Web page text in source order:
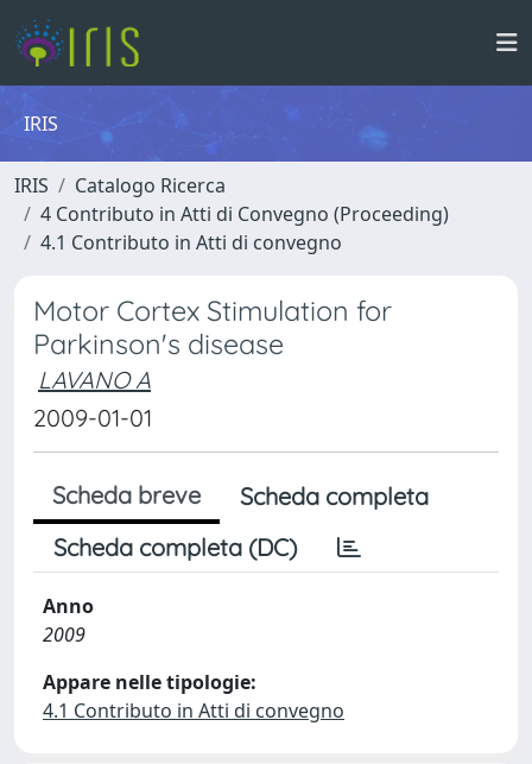
IRIS
IRIS
Catalogo Ricerca
4 Contributo in Atti di Convegno (Proceeding)
4.1 Contributo in Atti di convegno
Motor Cortex Stimulation for
Parkinson's disease
LAVANO A
2009-01-01
Scheda breve
Scheda completa
Scheda completa (DC)
Anno
2009
Appare nelle tipologie:
4.1 Contributo in Atti di convegno